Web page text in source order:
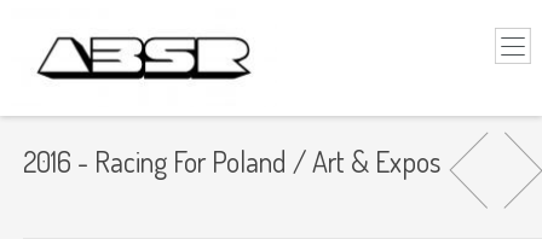
2016 - Racing For Poland / Art & Expos